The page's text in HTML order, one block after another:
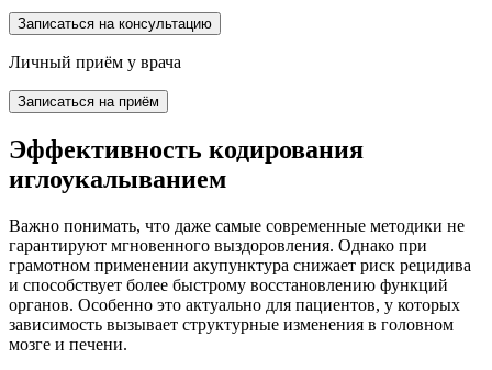
Записаться на консультацию
Личный приём у врача
Записаться на приём
Эффективность кодирования
иглоукалыванием
Важно понимать, что даже самые современные методики не
гарантируют мгновенного выздоровления. Однако при
грамотном применении акупунктура снижает риск рецидива
и способствует более быстрому восстановлению функций
органов. Особенно это актуально для пациентов, у которых
зависимость вызывает структурные изменения в головном
мозге и печени.